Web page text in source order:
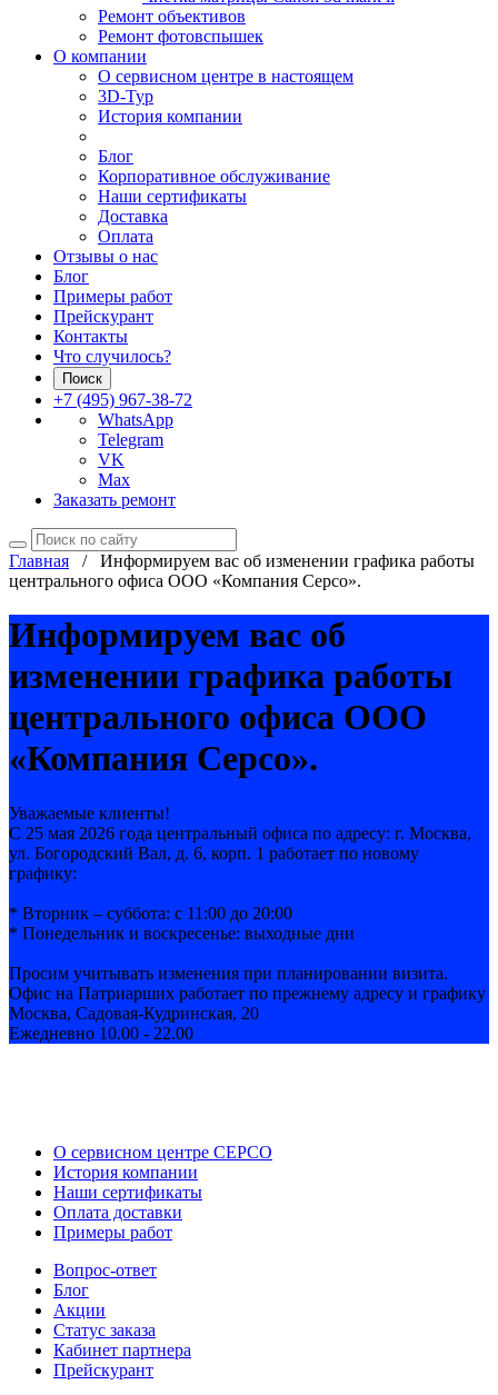
Ремонт объективов
Ремонт фотовспышек
О компании
О сервисном центре в настоящем
3D-Тур
История компании
Блог
Корпоративное обслуживание
Наши сертификаты
Доставка
Оплата
Отзывы о нас
Блог
Примеры работ
Прейскурант
Контакты
Что случилось?
Поиск
+7 (495) 967-38-72
WhatsApp
Telegram
VK
Max
Заказать ремонт
Главная / Информируем вас об изменении графика работы
центрального офиса ООО «Компания Серсо».
Информируем вас об
изменении графика работы
центрального офиса ООО
«Компания Серсо».
Уважаемые клиенты!
С 25 мая 2026 года центральный офиса по адресу: г. Москва,
ул. Богородский Вал, д. 6, корп. 1 работает по новому
графику:
* Вторник – суббота: с 11:00 до 20:00
* Понедельник и воскресенье: выходные дни
Просим учитывать изменения при планировании визита.
Офис на Патриарших работает по прежнему адресу и графику
Москва, Садовая-Кудринская, 20
Ежедневно 10.00 - 22.00
О сервисном центре СЕРСО
История компании
Наши сертификаты
Оплата доставки
Примеры работ
Вопрос-ответ
Блог
Акции
Статус заказа
Кабинет партнера
Прейскурант